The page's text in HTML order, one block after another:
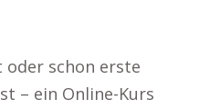
oder schon erste
– ein Online-Kurs